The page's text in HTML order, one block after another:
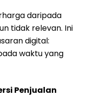
daripada
tidak relevan. Ini
digital:
waktu yang
Penjualan